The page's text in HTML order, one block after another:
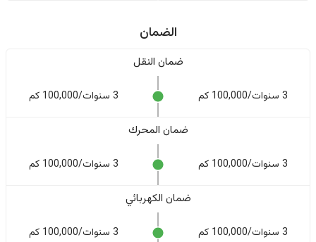
الضمان
ضمان النقل
3 سنوات/100,000 كم 3 سنوات/100,000 كم
ضمان المحرك
3 سنوات/100,000 كم 3 سنوات/100,000 كم
ضمان الكهربائي
3 سنوات/100,000 كم 3 سنوات/100,000 كم